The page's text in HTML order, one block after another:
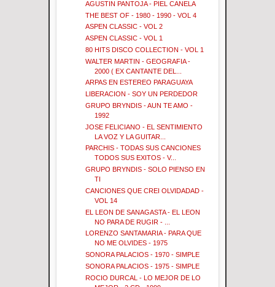
AGUSTIN PANTOJA - PIEL CANELA
THE BEST OF - 1980 - 1990 - VOL 4
ASPEN CLASSIC - VOL 2
ASPEN CLASSIC - VOL 1
80 HITS DISCO COLLECTION - VOL 1
WALTER MARTIN - GEOGRAFIA -
2000 ( EX CANTANTE DEL...
ARPAS EN ESTEREO PARAGUAYA
LIBERACION - SOY UN PERDEDOR
GRUPO BRYNDIS - AUN TE AMO -
1992
JOSE FELICIANO - EL SENTIMIENTO
LA VOZ Y LA GUITAR...
PARCHIS - TODAS SUS CANCIONES
TODOS SUS EXITOS - V...
GRUPO BRYNDIS - SOLO PIENSO EN
TI
CANCIONES QUE CREI OLVIDADAD -
VOL 14
EL LEON DE SANAGASTA - EL LEON
NO PARA DE RUGIR - ...
LORENZO SANTAMARIA - PARA QUE
NO ME OLVIDES - 1975
SONORA PALACIOS - 1970 - SIMPLE
SONORA PALACIOS - 1975 - SIMPLE
ROCIO DURCAL - LO MEJOR DE LO